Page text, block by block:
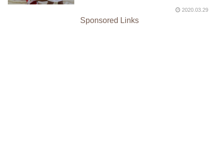
2020.03.29
Sponsored Links